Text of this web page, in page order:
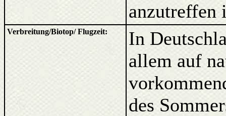
anzutreffen
Verbreitung/Biotop/ Flugzeit:
In
allem auf
des